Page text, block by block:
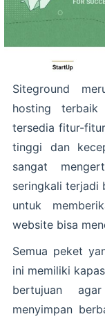
Siteground
hosting
tersedia fitur-
tinggi dan
sangat
seringkali terjadi
untuk
website bisa
Semua peket
ini memiliki
bertujuan
menyimpan